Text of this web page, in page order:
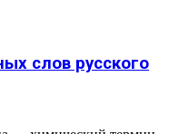
слов русского